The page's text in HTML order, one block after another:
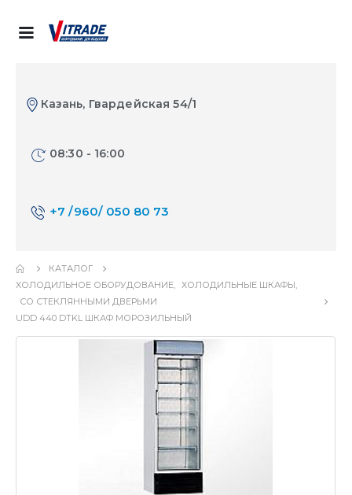
Казань, Гвардейская 54/1
08:30 - 16:00
+7 /960/ 050 80 73
КАТАЛОГ
ХОЛОДИЛЬНОЕ ОБОРУДОВАНИЕ, ХОЛОДИЛЬНЫЕ ШКАФЫ,
СО СТЕКЛЯННЫМИ ДВЕРЬМИ
UDD 440 DTKL ШКАФ МОРОЗИЛЬНЫЙ